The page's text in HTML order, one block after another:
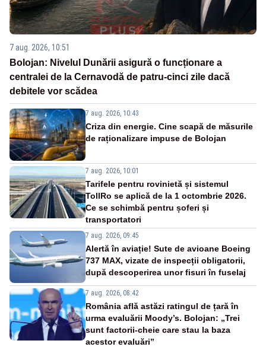
7 aug. 2026, 10:51
Bolojan: Nivelul Dunării asigură o funcționare a
centralei de la Cernavodă de patru-cinci zile dacă
debitele vor scădea
7 aug. 2026, 10:43
Criza din energie. Cine scapă de măsurile
de raționalizare impuse de Bolojan
7 aug. 2026, 10:01
Tarifele pentru rovinietă și sistemul
TollRo se aplică de la 1 octombrie 2026.
Ce se schimbă pentru șoferi și
transportatori
7 aug. 2026, 09:45
Alertă în aviație! Sute de avioane Boeing
737 MAX, vizate de inspecții obligatorii,
după descoperirea unor fisuri în fuselaj
7 aug. 2026, 08:42
România află astăzi ratingul de țară în
urma evaluării Moody’s. Bolojan: „Trei
sunt factorii-cheie care stau la baza
acestor evaluări”